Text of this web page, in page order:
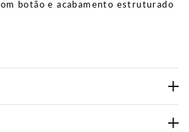
botão e acabamento estruturado